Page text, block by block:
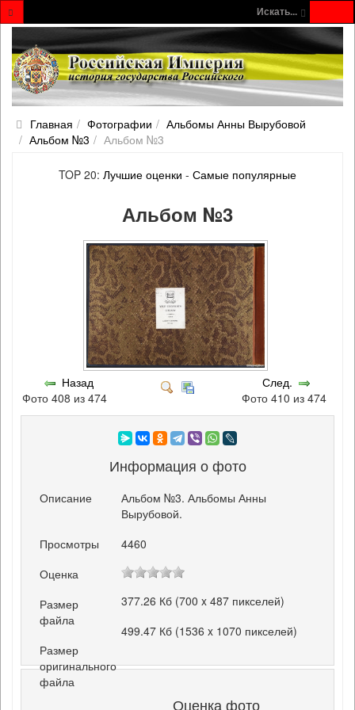
Искать...
Главная Фотографии
Альбомы Анны Вырубовой
Альбом №3
Альбом №3
TOP 20: Лучшие оценки - Самые популярные
Альбом №3
Назад
Фото 408 из 474
След.
Фото 410 из 474
Информация о фото
Описание
Альбом №3. Альбомы Анны
Вырубовой.
Просмотры
4460
Оценка
Размер
файла
377.26 Кб (700 x 487 пикселей)
Размер
оригинального
файла
499.47 Кб (1536 x 1070 пикселей)
Оценка фото